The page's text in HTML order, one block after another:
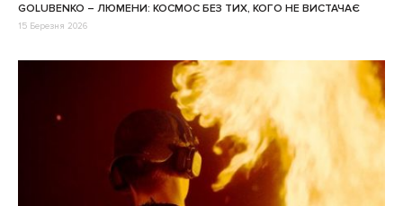
GOLUBENKO – ЛЮМЕНИ: КОСМОС БЕЗ ТИХ, КОГО НЕ ВИСТАЧАЄ
15 Березня 2026